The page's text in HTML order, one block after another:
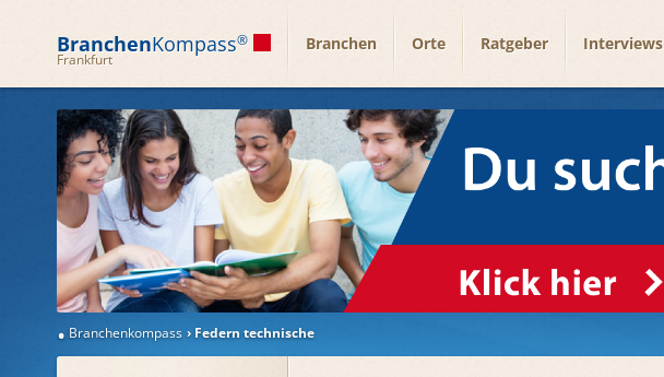
BranchenKompass®
Frankfurt
Branchen Orte Ratgeber Interviews
Branchenkompass Federn technische